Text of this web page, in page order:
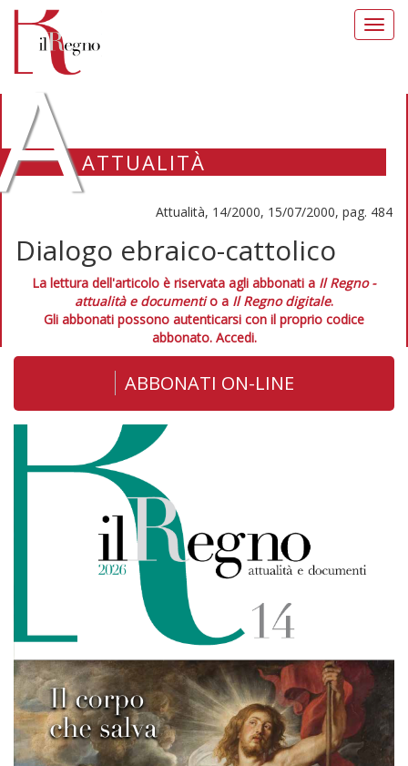
ATTUALITÀ
Attualità, 14/2000, 15/07/2000, pag. 484
Dialogo ebraico-cattolico
La lettura dell'articolo è riservata agli abbonati a Il Regno -
attualità e documentio a Il Regno digitale.
Gli abbonati possono autenticarsi con il proprio codice
abbonato. Accedi.
ABBONATI ON-LINE